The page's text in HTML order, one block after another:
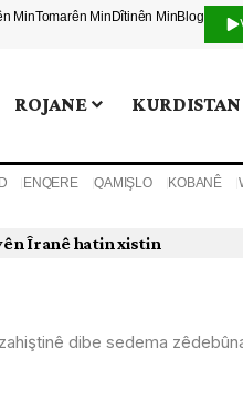
MinTomarên Min Dîtinên MinBlog
ROJANE KURDISTAN
ENQERE QAMIŞLO KOBANÊ
Îranê hatin xistin
dibe sedema